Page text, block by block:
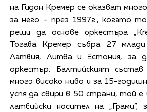
на Гидон Кремер се оказват
за него – през 1997г., когато
реши да основе оркестъра
Тогава Кремер събра 27
Латвия, Литва и Естония, за
оркестър. Балтийският състав
много високо ниво и за 15-
успя да свири в 50 страни, той е
латвийски носител на „Грами”,